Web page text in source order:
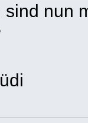
sind nun